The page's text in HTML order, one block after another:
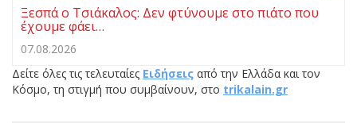
Ξεσπά ο Τσιάκαλος: Δεν φτύνουμε στο πιάτο που
έχουμε φάει…
07.08.2026
Δείτε όλες τις τελευταίες Ειδήσεις από την Ελλάδα και τον
Κόσμο, τη στιγμή που συμβαίνουν, στο trikalain.gr